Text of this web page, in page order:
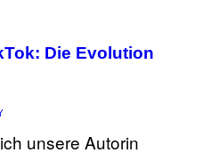
Die Evolution